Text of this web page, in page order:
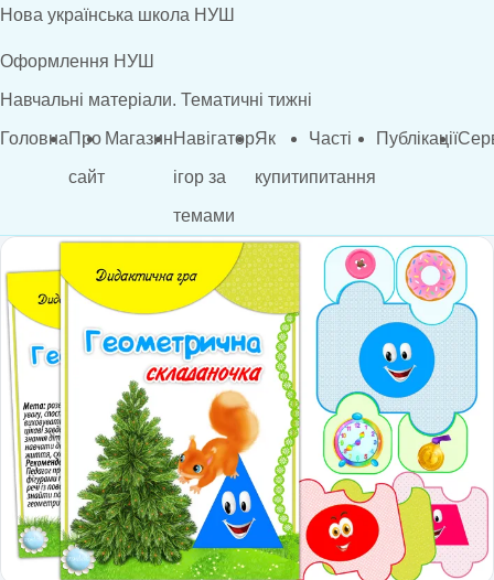
Нова українська школа НУШ
Оформлення НУШ
Навчальні матеріали. Тематичні тижні
ГоловнаПро
сайт
МагазинНавігатор
ігор за
темами
Як
купити
Часті
питання
Публікації